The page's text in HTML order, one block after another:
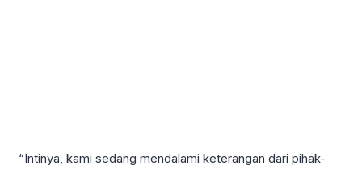
“Intinya, kami sedang mendalami keterangan dari pihak-